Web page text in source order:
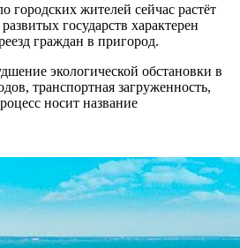
городских жителей сейчас растёт
государств характерен
граждан в пригород.
экологической обстановки в
транспортная загруженность,
носит название